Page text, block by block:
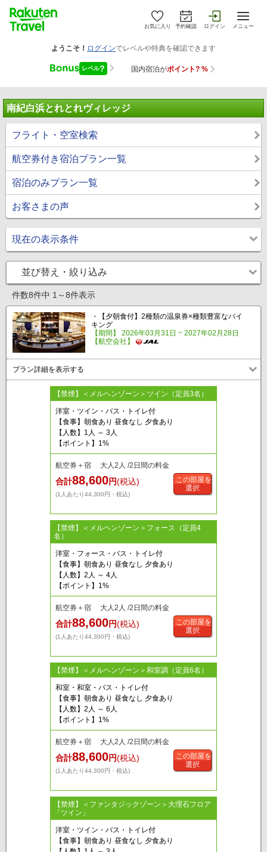
お気に入り 予約確認 ログイン メニュー
南紀白浜とれとれヴィレッジ
フライト・空室検索
航空券付き宿泊プラン一覧
宿泊のみプラン一覧
お客さまの声
現在の表示条件
並び替え・絞り込み
件数8件中 1～8件表示
・【夕朝食付】2種類の温泉券×種類豊富なバイ
キング
【期間】 2026年03月31日 ~ 2027年02月28日
【航空会社】
プラン詳細を表示する
【禁煙】＜メルヘンゾーン＞ツイン（定員3名）
洋室・ツイン・バス・トイレ付
【食事】朝食あり 昼食なし 夕食あり
【人数】1人 ～ 3人
【ポイント】1%
航空券＋宿 大人2人 /2日間の料金
合計88,600円(税込)
(1人あたり44,300円・税込)
この部屋を
選択
【禁煙】＜メルヘンゾーン＞フォース（定員4
名）
洋室・フォース・バス・トイレ付
【食事】朝食あり 昼食なし 夕食あり
【人数】2人 ～ 4人
【ポイント】1%
航空券＋宿 大人2人 /2日間の料金
合計88,600円(税込)
(1人あたり44,300円・税込)
この部屋を
選択
【禁煙】＜メルヘンゾーン＞和室調（定員6名）
和室・和室・バス・トイレ付
【食事】朝食あり 昼食なし 夕食あり
【人数】2人 ～ 6人
【ポイント】1%
航空券＋宿 大人2人 /2日間の料金
合計88,600円(税込)
(1人あたり44,300円・税込)
この部屋を
選択
【禁煙】＜ファンタジックゾーン＞大理石フロア
「ツイン」
洋室・ツイン・バス・トイレ付
【食事】朝食あり 昼食なし 夕食あり